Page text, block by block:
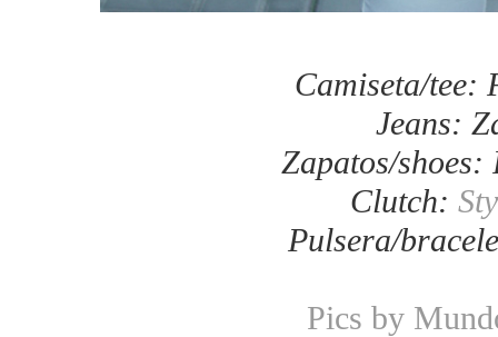
Camiseta/tee:
Jeans:
Zapatos/shoes:
Clutch:
Pulsera/
Pics by